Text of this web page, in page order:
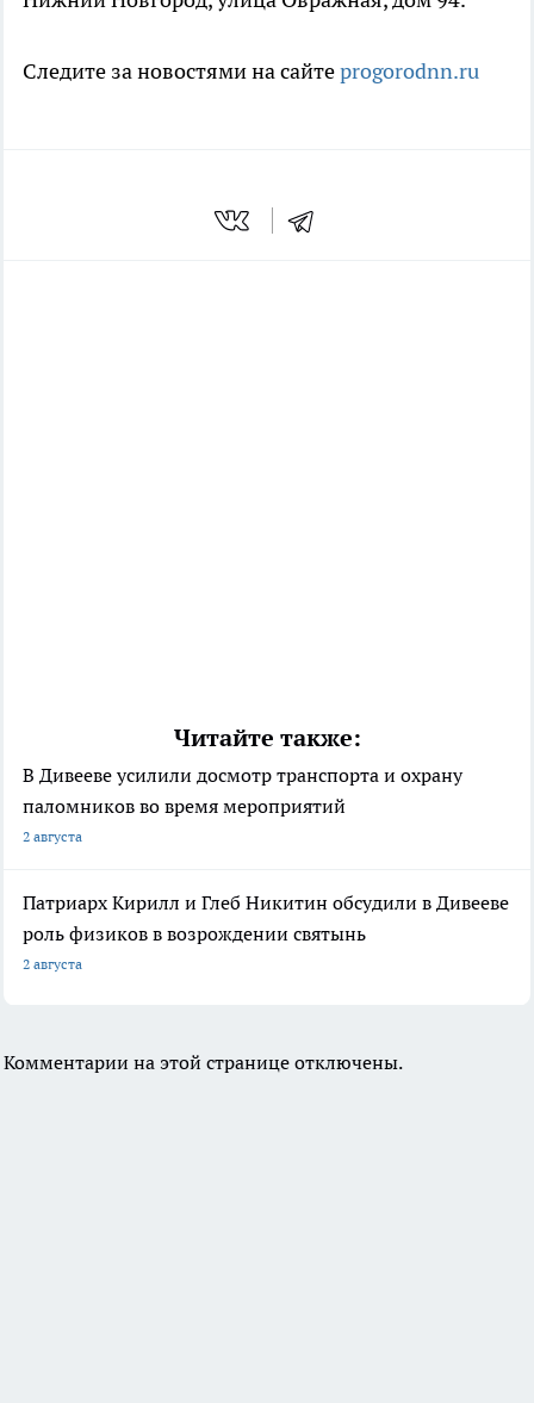
Следите за новостями на сайтеprogorodnn.ru
Читайте также:
В Дивееве усилили досмотр транспорта и охрану
паломников во время мероприятий
2 августа
Патриарх Кирилл и Глеб Никитин обсудили в Дивееве
роль физиков в возрождении святынь
2 августа
Комментарии на этой странице отключены.